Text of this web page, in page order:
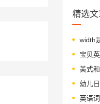
精选文
宝贝
美式
幼儿
英语